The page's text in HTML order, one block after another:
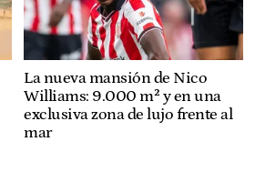
La nueva mansión de Nico
Williams: 9.000 m² y en una
exclusiva zona de lujo frente al
mar